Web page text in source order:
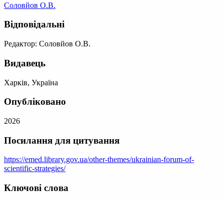
Соловйов О.В.
Відповідальні
Редактор: Соловйов О.В.
Видавець
Харків, Україна
Опубліковано
2026
Посилання для цитування
https://emed.library.gov.ua/other-themes/ukrainian-forum-of-
scientific-strategies/
Ключові слова